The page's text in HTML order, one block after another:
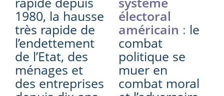
1980, la hausse
très rapide de
l’endettement
de l’Etat, des
ménages et
des entreprises
électoral
américain : le
combat
politique se
muer en
combat moral